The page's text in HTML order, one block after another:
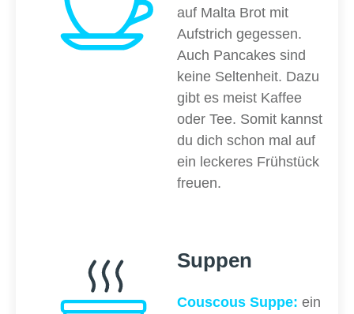
auf Malta Brot mit
Aufstrich gegessen.
Auch Pancakes sind
keine Seltenheit. Dazu
gibt es meist Kaffee
oder Tee. Somit kannst
du dich schon mal auf
ein leckeres Frühstück
freuen.
Suppen
Couscous Suppe: ein